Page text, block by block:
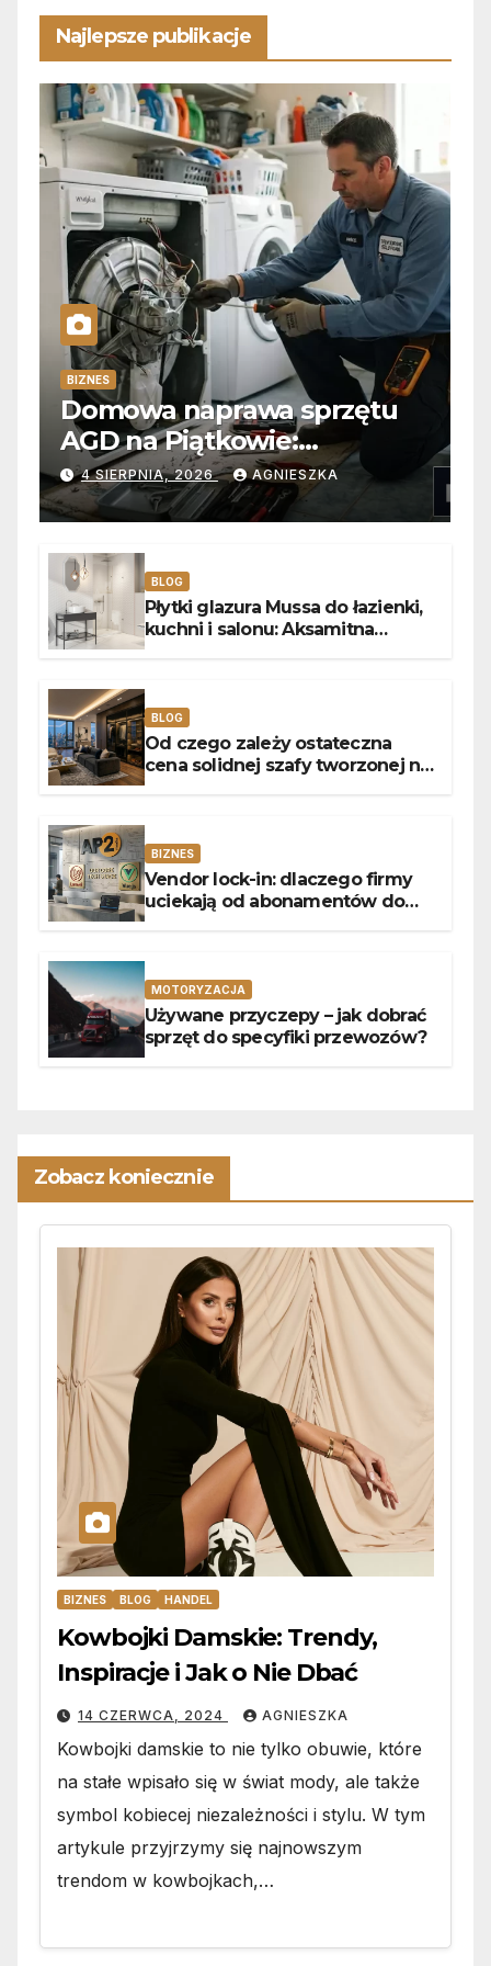
Najlepsze publikacje
BIZNES
Domowa naprawa sprzętu
AGD na Piątkowie:
Niezawodne usuwanie
usterek pralek w Poznaniu
4 SIERPNIA, 2026 AGNIESZKA
BLOG
Płytki glazura Mussa do łazienki,
kuchni i salonu: Aksamitna
BLOG
Od czego zależy ostateczna
cena solidnej szafy tworzonej na
BIZNES
Vendor lock-in: dlaczego firmy
uciekają od abonamentów do
MOTORYZACJA
Używane przyczepy – jak dobrać
sprzęt do specyfiki przewozów?
Zobacz koniecznie
BIZNES BLOG HANDEL
Kowbojki Damskie: Trendy,
Inspiracje i Jak o Nie Dbać
14 CZERWCA, 2024 AGNIESZKA
Kowbojki damskie to nie tylko obuwie, które
na stałe wpisało się w świat mody, ale także
symbol kobiecej niezależności i stylu. W tym
artykule przyjrzymy się najnowszym
trendom w kowbojkach,…